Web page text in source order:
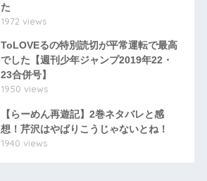
た
1972 views
ToLOVEるの特別読切が平常運転で最高
でした【週刊少年ジャンプ2019年22・
23合併号】
1950 views
【らーめん再遊記】2巻ネタバレと感
想！芹沢はやぱりこうじゃないとね！
1940 views